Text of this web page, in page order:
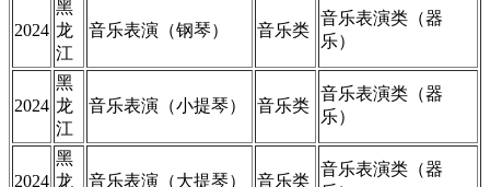
2024
黑
龙
江
音乐表演（钢琴） 音乐类
音乐表演类（器
乐）
2024
黑
龙
江
音乐表演（小提琴） 音乐类
音乐表演类（器
乐）
2024
黑
龙
音乐表演（大提琴） 音乐类
音乐表演类（器